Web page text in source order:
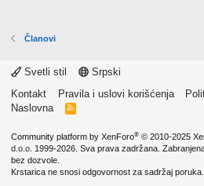
Članovi
Svetli stil
Srpski
Kontakt
Pravila i uslovi korišćenja
Naslovna
R
Community platform by XenForo® © 2010-2025
d.o.o. 1999-2026. Sva prava zadržana.
bez dozvole.
Krstarica ne snosi odgovornost za sadržaj poruka.